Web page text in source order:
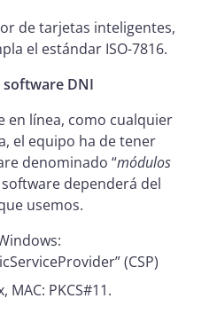
de tarjetas inteligentes,
el estándar ISO-7816.
software DNI
en línea, como cualquier
el equipo ha de tener
denominado “módulos
software dependerá del
usemos.
(CSP)
MAC: PKCS#11.